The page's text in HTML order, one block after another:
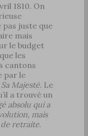
1810. On
pas juste que
mais
le budget
les
cantons
par le
Majesté. Le
a trouvé un
absolu qui a
mais
retraite.